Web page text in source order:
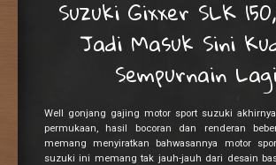
Suzuki Gixxer SLK
Jadi Masuk Sini
Sempurnain
Well gonjang gajing motor sport suzuki
permukaan, hasil bocoran dan renderan
memang menyiratkan bahwasannya motor
suzuki ini memang tak jauh-jauh dari desain